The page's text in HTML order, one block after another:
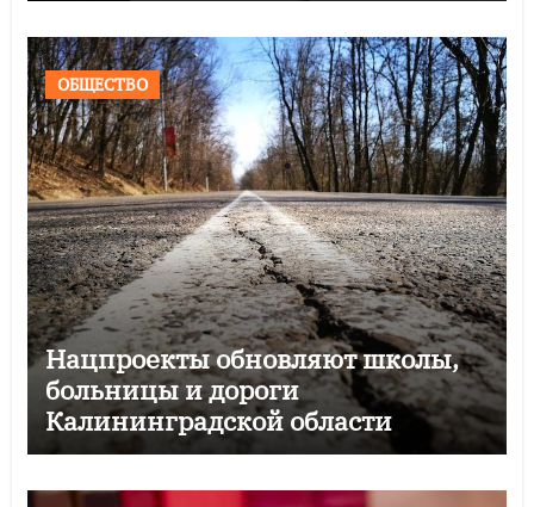
ОБЩЕСТВО
Нацпроекты обновляют школы,
больницы и дороги
Калининградской области